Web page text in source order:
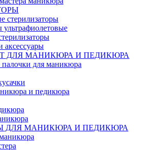
стерилизаторы
ультрафиолетовые
аксессуары
ДЛЯ МАНИКЮРА И ПЕДИКЮРА
для маникюра
и педикюра
ДЛЯ МАНИКЮРА И ПЕДИКЮРА